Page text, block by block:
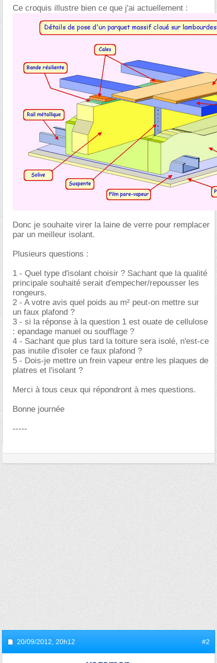
Ce croquis illustre bien ce que j'ai actuellement :
Donc je souhaite virer la laine de verre pour remplacer
par un meilleur isolant.
Plusieurs questions :
1 - Quel type d'isolant choisir ? Sachant que la qualité
principale souhaité serait d'empecher/repousser les
rongeurs.
2 - A votre avis quel poids au m² peut-on mettre sur
un faux plafond ?
3 - si la réponse à la question 1 est ouate de cellulose
: epandage manuel ou soufflage ?
4 - Sachant que plus tard la toiture sera isolé, n'est-ce
pas inutile d'isoler ce faux plafond ?
5 - Dois-je mettre un frein vapeur entre les plaques de
platres et l'isolant ?
Merci à tous ceux qui répondront à mes questions.
Bonne journée
-----
20/09/2012, 20h12 #2